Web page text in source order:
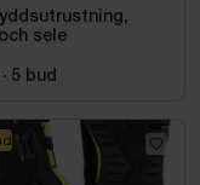
sele
· 5 bud